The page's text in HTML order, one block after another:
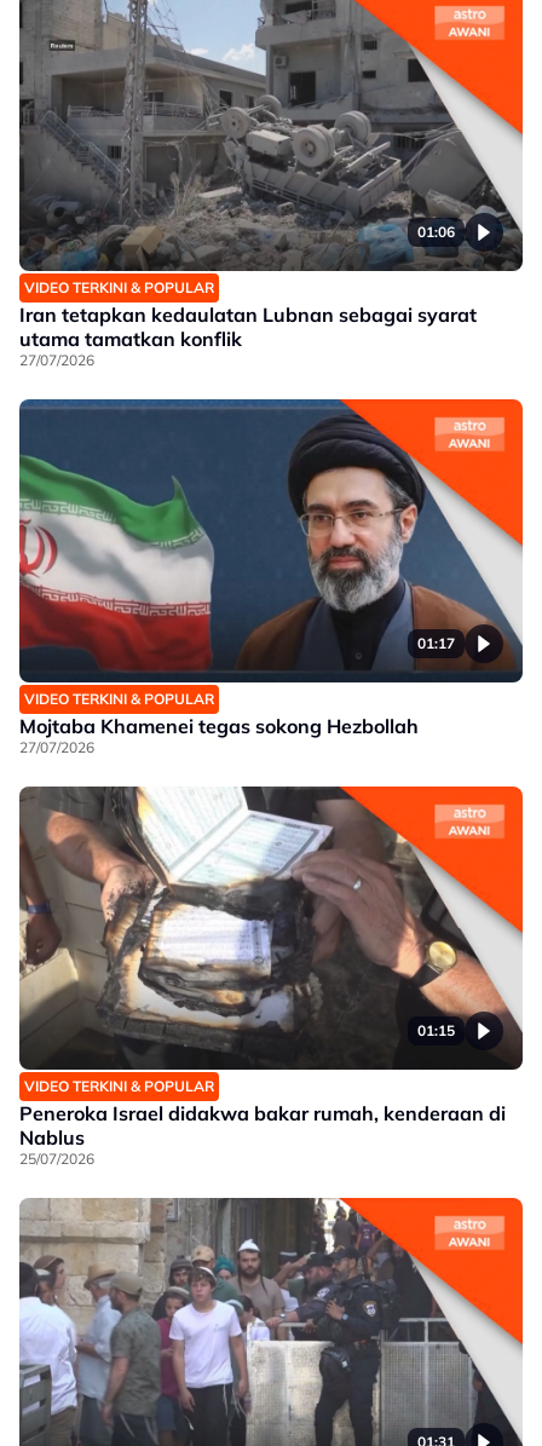
01:06
VIDEO TERKINI & POPULAR
Iran tetapkan kedaulatan Lubnan sebagai syarat
utama tamatkan konflik
27/07/2026
01:17
VIDEO TERKINI & POPULAR
Mojtaba Khamenei tegas sokong Hezbollah
27/07/2026
01:15
VIDEO TERKINI & POPULAR
Peneroka Israel didakwa bakar rumah, kenderaan di
Nablus
25/07/2026
01:31